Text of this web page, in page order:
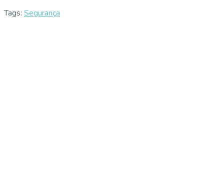
Tags: Segurança